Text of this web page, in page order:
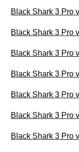
Black Shark 3 Pro
Black Shark 3 Pro
Black Shark 3 Pro
Black Shark 3 Pro
Black Shark 3 Pro
Black Shark 3 Pro
Black Shark 3 Pro